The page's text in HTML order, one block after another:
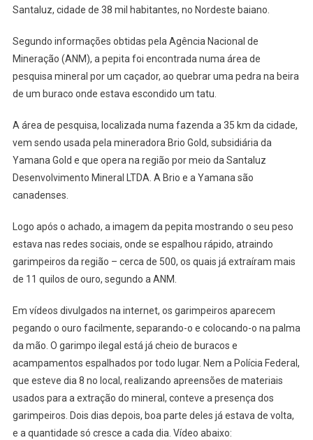
ACHA
AVALIADA
EM
MAIS
MIL
EM
BURACO
Santaluz, cidade de 38 mil habitantes, no Nordeste baiano.
Segundo informações obtidas pela Agência Nacional de
Mineração (ANM), a pepita foi encontrada numa área de
pesquisa mineral por um caçador, ao quebrar uma pedra na beira
de um buraco onde estava escondido um tatu.
A área de pesquisa, localizada numa fazenda a 35 km da cidade,
vem sendo usada pela mineradora Brio Gold, subsidiária da
Yamana Gold e que opera na região por meio da Santaluz
Desenvolvimento Mineral LTDA. A Brio e a Yamana são
canadenses.
Logo após o achado, a imagem da pepita mostrando o seu peso
estava nas redes sociais, onde se espalhou rápido, atraindo
garimpeiros da região – cerca de 500, os quais já extraíram mais
de 11 quilos de ouro, segundo a ANM.
Em vídeos divulgados na internet, os garimpeiros aparecem
pegando o ouro facilmente, separando-o e colocando-o na palma
da mão. O garimpo ilegal está já cheio de buracos e
acampamentos espalhados por todo lugar. Nem a Polícia Federal,
que esteve dia 8 no local, realizando apreensões de materiais
usados para a extração do mineral, conteve a presença dos
garimpeiros. Dois dias depois, boa parte deles já estava de volta,
e a quantidade só cresce a cada dia. Vídeo abaixo: